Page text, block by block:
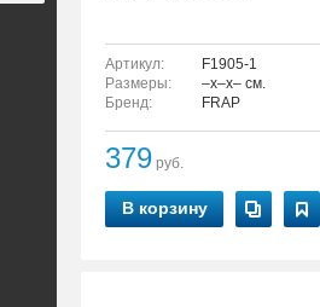
Артикул:
F1905-1
Размеры:
–x–x– см.
Бренд:
FRAP
379 руб.
В корзину